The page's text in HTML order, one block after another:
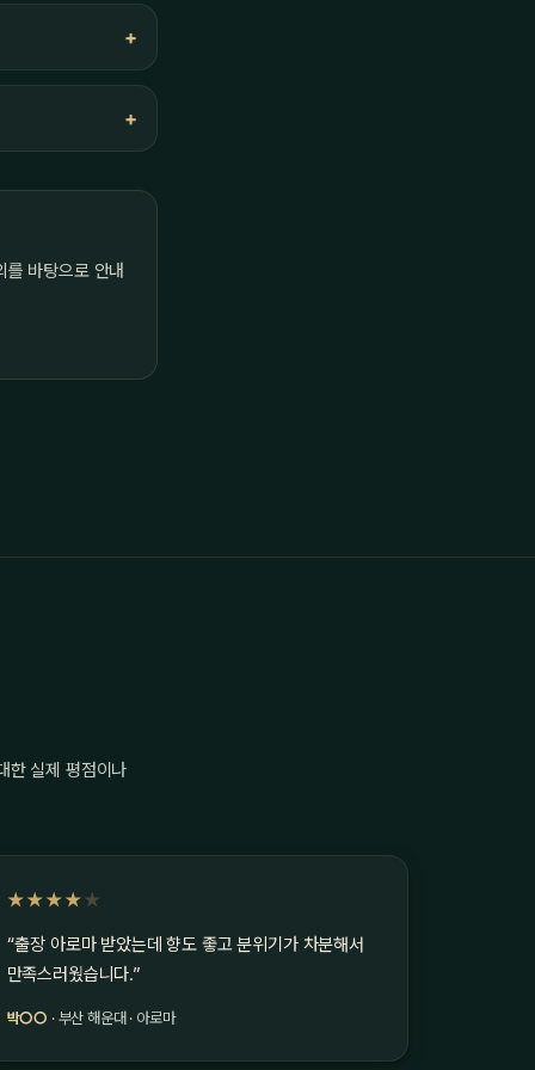
를 바탕으로 안내
한 실제 평점이나
★★★★ ★
“출장 아로마 받았는데 향도 좋고 분위기가 차분해서
만족스러웠습니다.”
박○○ · 부산 해운대 · 아로마